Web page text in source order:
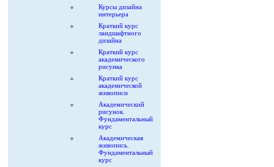
Курсы дизайна
интерьера
Краткий курс
ландшафтного
дизайна
Краткий курс
академического
рисунка
Краткий курс
академической
живописи
Академический
рисунок.
Фундаментальный
курс
Академическая
живопись.
Фундаментальный
курс